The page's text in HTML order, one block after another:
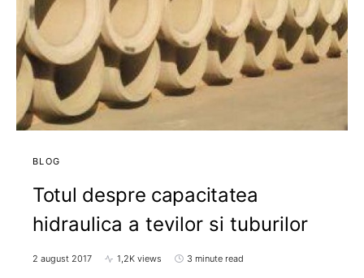
BLOG
Totul despre capacitatea
hidraulica a tevilor si tuburilor
2 august 2017 1,2K views 3 minute read